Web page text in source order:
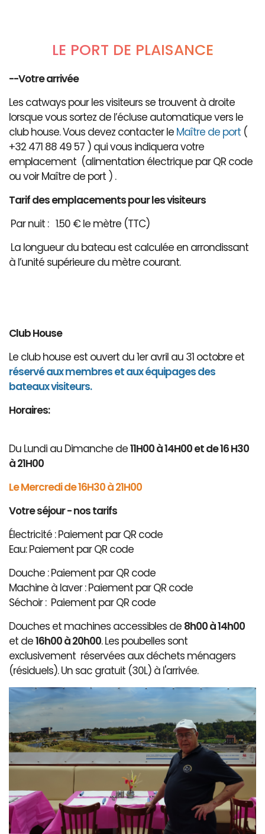
LE PORT DE PLAISANCE
--Votre arrivée
Les catways pour les visiteurs se trouvent à droite
lorsque vous sortez de l’écluse automatique vers le
club house. Vous devez contacter le Maître de port (
+32 471 88 49 57 ) qui vous indiquera votre
emplacement (alimentation électrique par QR code
ou voir Maître de port ) .
Tarif des emplacements pour les visiteurs
Par nuit : 1.50 € le mètre (TTC)
La longueur du bateau est calculée en arrondissant
à l’unité supérieure du mètre courant.
Club House
Le club house est ouvert du 1er avril au 31 octobre et
réservé aux membres et aux équipages des
bateaux visiteurs.
Horaires:
Du Lundi au Dimanche de11H00 à 14H00 et de 16 H30
à 21H00
Le Mercredi de 16H30 à 21H00
Votre séjour - nos tarifs
Électricité : Paiement par QR code
Eau: Paiement par QR code
Douche : Paiement par QR code
Machine à laver : Paiement par QR code
Séchoir : Paiement par QR code
Douches et machines accessibles de 8h00 à 14h00
et de16h00 à 20h00. Les poubelles sont
exclusivement réservées aux déchets ménagers
(résiduels). Un sac gratuit (30L) à l'arrivée.